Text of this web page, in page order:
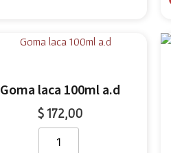
Goma laca 100ml a.d
$172,00